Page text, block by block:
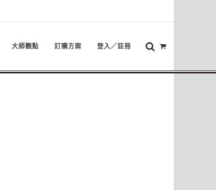
大師觀點 訂購方案 登入／註冊